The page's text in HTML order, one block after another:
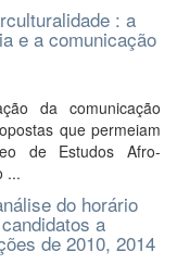
: a
e a comunicação
da comunicação
que permeiam
de Estudos Afro-
...
do horário
a
de 2010, 2014